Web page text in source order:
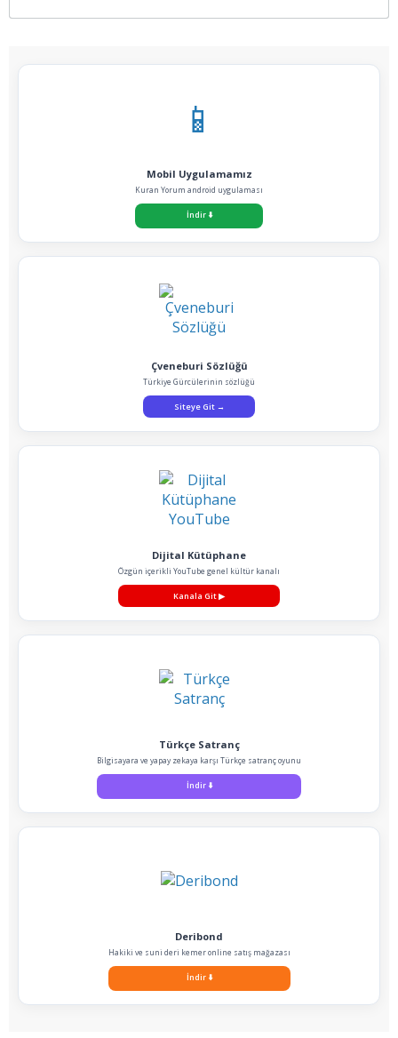
📱
Mobil Uygulamamız
Kuran Yorum android uygulaması
İndir⬇️
Çveneburi Sözlüğü
Türkiye Gürcülerinin sözlüğü
Siteye Git →
Dijital Kütüphane
Özgün içerikli YouTube genel kültür kanalı
Kanala Git▶
Türkçe Satranç
Bilgisayara ve yapay zekaya karşı Türkçe satranç oyunu
İndir ⬇️
Deribond
Hakiki ve suni deri kemer online satış mağazası
İndir⬇️